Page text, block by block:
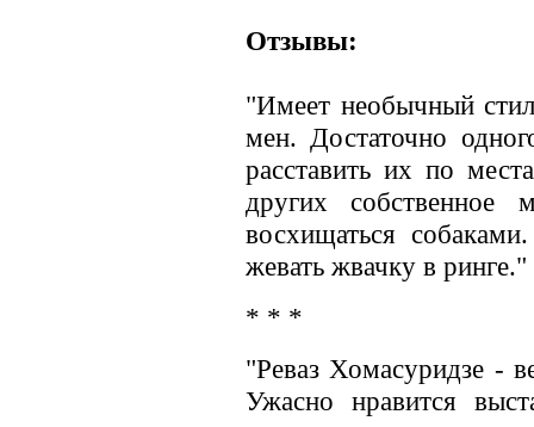
Отзывы:
"Имеет необычный
мен. Достаточно
расставить их по
других
восхищаться
жевать жвачку в ринге."
* * *
"Реваз Хомасуридзе -
Ужасно нравится